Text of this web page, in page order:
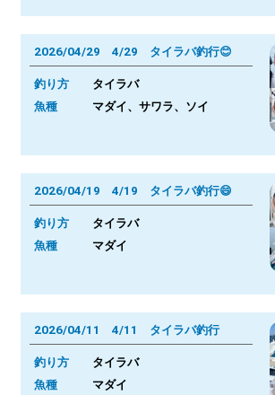
2026/04/29 4/29 タイラバ釣行😊
釣り方 タイラバ
魚種 マダイ、サワラ、ソイ
2026/04/19 4/19 タイラバ釣行😄
釣り方 タイラバ
魚種 マダイ
2026/04/11 4/11 タイラバ釣行
釣り方 タイラバ
魚種 マダイ